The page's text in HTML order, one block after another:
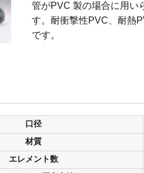
管がPVC 製の場合に用い
す。耐衝撃性PVC、耐熱
です。
口径
材質
エレメント数